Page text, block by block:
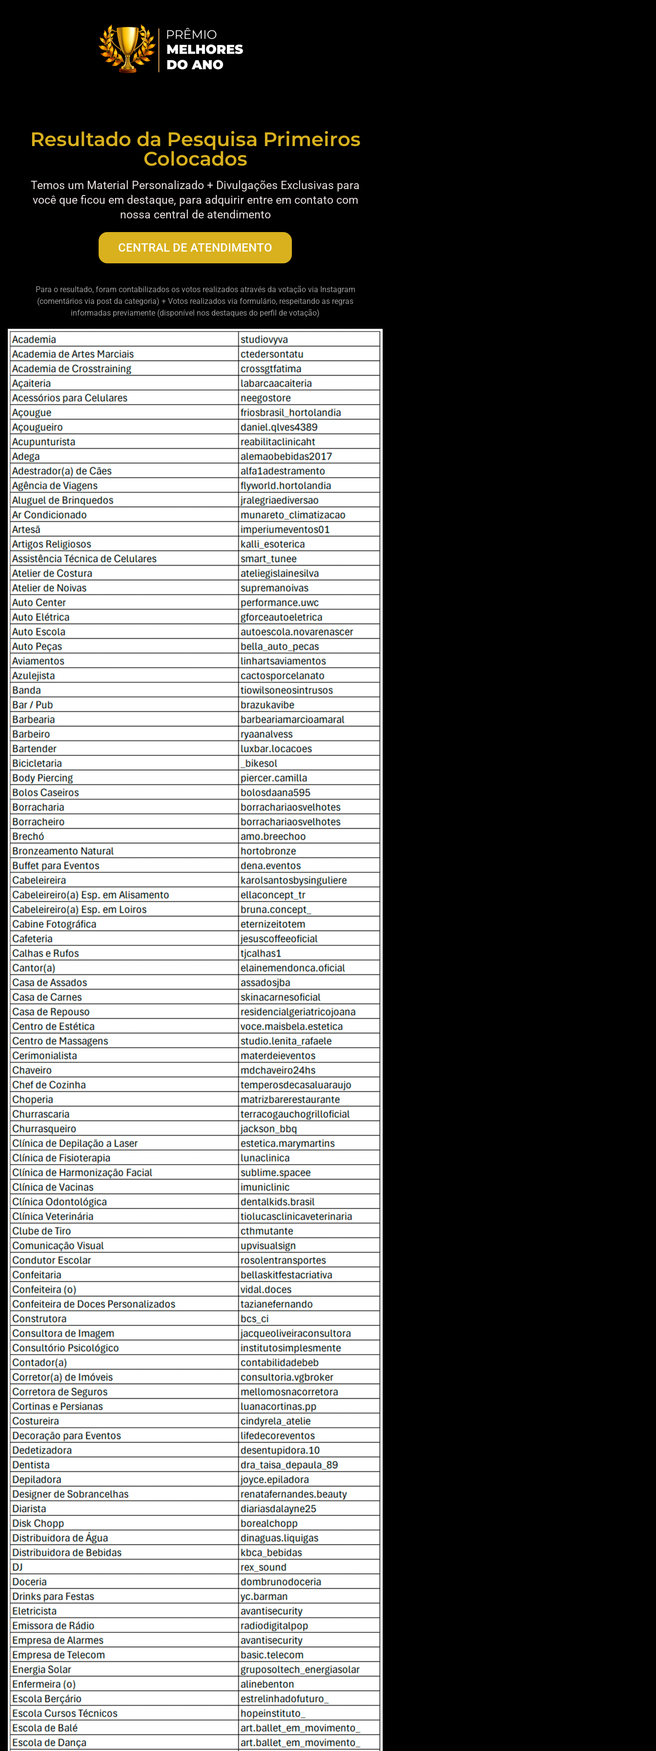
Resultado da Pesquisa Primeiros
Colocados
Temos um Material Personalizado + Divulgações Exclusivas para
você que ficou em destaque, para adquirir entre em contato com
nossa central de atendimento
CENTRAL DE ATENDIMENTO
Para o resultado, foram contabilizados os votos realizados através da votação via Instagram
(comentários via post da categoria) + Votos realizados via formulário, respeitando as regras
informadas previamente (disponível nos destaques do perfil de votação)